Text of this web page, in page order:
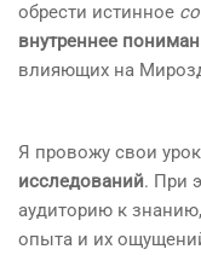
обрести истинное
внутреннее
влияющих на
Я провожу свои
исследований. При
аудиторию к
опыта и их